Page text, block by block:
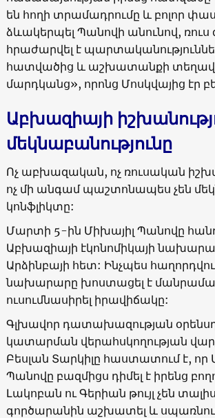
են հողի տրամադրումը և բոլոր
ձևակերպել Պանովի անունով,
հրաժարվել է
հատվածից և աշխատանքի
մարդկանց», որոնց Մոսկվայից էր
Աբխազիայի
մեկնաբանությունը
Ոչ աբխազական, ոչ ռուսական
ոչ մի անգամ պաշտոնապես չեն
կոնֆլիկտը:
Մարտի 5-ին Միխայիլ Պանովը
Աբխազիայի էկոնոմիկայի
Արձինբայի հետ: Ինչպես
նախարարը խոստացել է
ուսումնասիրել իրավիճակը:
Գլխավոր դատախազության
կատարման վերահսկողության
Բեսլան Տարկիլը հաստատում է, որ
Պանովը բազմիցս դիմել է իրենց
Լակոբան ու Գերիան թույլ չեն
գործարանին աշխատել և